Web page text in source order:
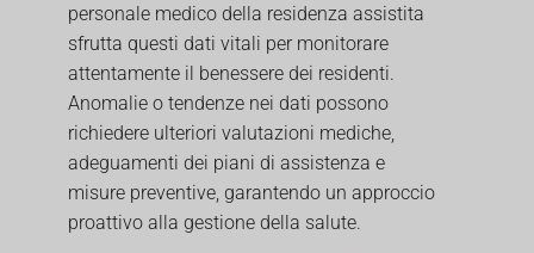
personale medico della residenza assistita
sfrutta questi dati vitali per monitorare
attentamente il benessere dei residenti.
Anomalie o tendenze nei dati possono
richiedere ulteriori valutazioni mediche,
adeguamenti dei piani di assistenza e
misure preventive, garantendo un approccio
proattivo alla gestione della salute.